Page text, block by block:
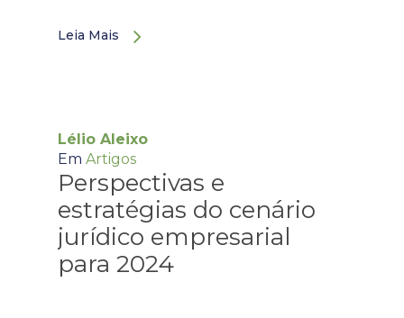
Leia Mais
Lélio Aleixo
Em Artigos
Perspectivas e
estratégias do cenário
jurídico empresarial
para 2024